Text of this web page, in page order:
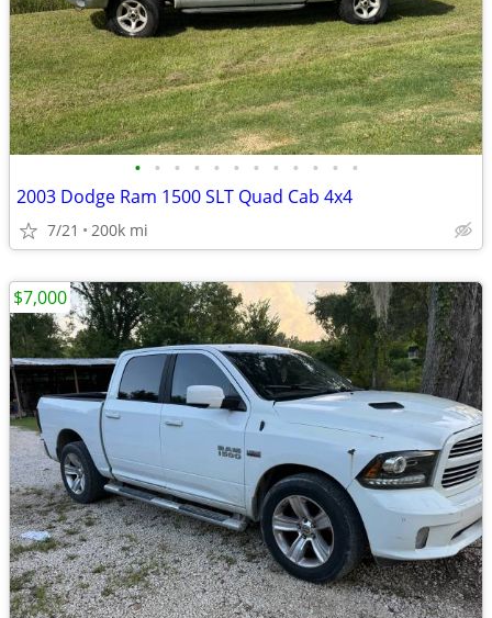
• • • • • • • • • • • •
2003 Dodge Ram 1500 SLT Quad Cab 4x4
7/21 200k mi
$7,000